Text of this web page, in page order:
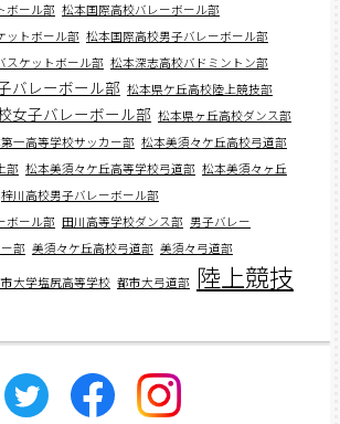
ボール部 松本国際高校バレーボール部
ットボール部 松本国際高校男子バレーボール部
スケットボール部 松本深志高校バドミントン部
バレーボール部 松本県ケ丘高校陸上競技部
女子バレーボール部 松本県ヶ丘高校ダンス部
一高等学校サッカー部 松本美須々ケ丘高校弓道部
部 松本美須々ケ丘高等学校弓道部 松本美須々ヶ丘
梓川高校男子バレーボール部
ボール部 田川高等学校ダンス部 男子バレー
部 美須々ケ丘高校弓道部 美須々弓道部
大学塩尻高等学校 都市大弓道部 陸上競技